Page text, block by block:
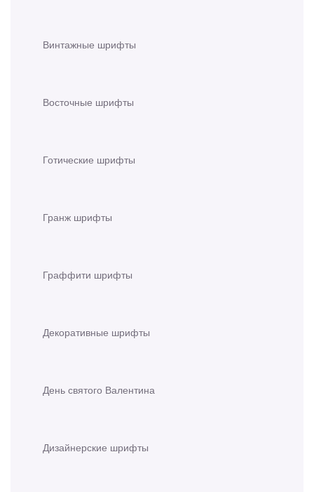
Винтажные шрифты
Восточные шрифты
Готические шрифты
Гранж шрифты
Граффити шрифты
Декоративные шрифты
День святого Валентина
Дизайнерские шрифты